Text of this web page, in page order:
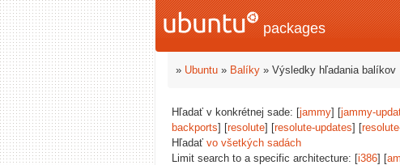
packages
» Ubuntu » Balíky » Výsledky hľadania balíkov
Hľadať v konkrétnej sade: [jammy] [jammy-
backports] [resolute] [resolute-updates] [
Hľadať vo všetkých sadách
Limit search to a specific architecture: [i386] [